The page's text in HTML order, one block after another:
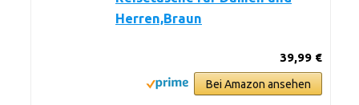
Herren,Braun
39,99 €
Bei Amazon ansehen